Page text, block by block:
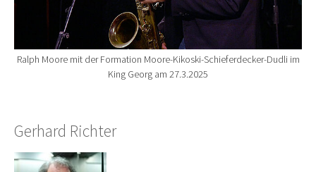
Ralph Moore mit der Formation Moore-Kikoski-Schieferdecker-Dudli im
King Georg am 27.3.2025
Gerhard Richter